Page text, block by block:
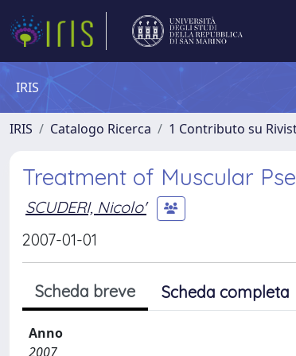
IRIS
IRIS Catalogo Ricerca 1 Contributo su
Treatment of Muscular
SCUDERI, Nicolo'
2007-01-01
Scheda breve Scheda completa
Anno
2007